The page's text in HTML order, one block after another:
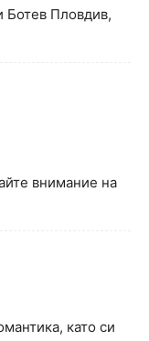
Ботев Пловдив,
внимание на
като си